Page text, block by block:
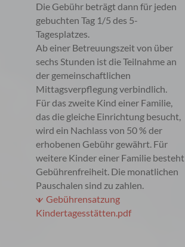
Die Gebühr beträgt dann für jeden
gebuchten Tag 1/5 des 5-
Tagesplatzes.
Ab einer Betreuungszeit von über
sechs Stunden ist die Teilnahme an
der gemeinschaftlichen
Mittagsverpflegung verbindlich.
Für das zweite Kind einer Familie,
das die gleiche Einrichtung besucht,
wird ein Nachlass von 50 % der
erhobenen Gebühr gewährt. Für
weitere Kinder einer Familie besteht
Gebührenfreiheit. Die monatlichen
Pauschalen sind zu zahlen.
Gebührensatzung
Kindertagesstätten.pdf